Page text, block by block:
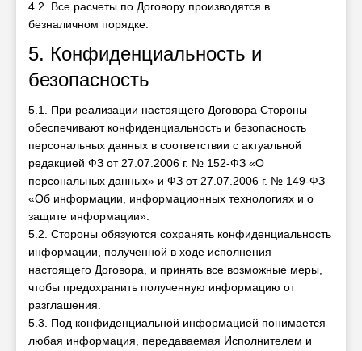
4.2. Все расчеты по Договору производятся в
безналичном порядке.
5. Конфиденциальность и
безопасность
5.1. При реализации настоящего Договора Стороны
обеспечивают конфиденциальность и безопасность
персональных данных в соответствии с актуальной
редакцией ФЗ от 27.07.2006 г. № 152-ФЗ «О
персональных данных» и ФЗ от 27.07.2006 г. № 149-ФЗ
«Об информации, информационных технологиях и о
защите информации».
5.2. Стороны обязуются сохранять конфиденциальность
информации, полученной в ходе исполнения
настоящего Договора, и принять все возможные меры,
чтобы предохранить полученную информацию от
разглашения.
5.3. Под конфиденциальной информацией понимается
любая информация, передаваемая Исполнителем и